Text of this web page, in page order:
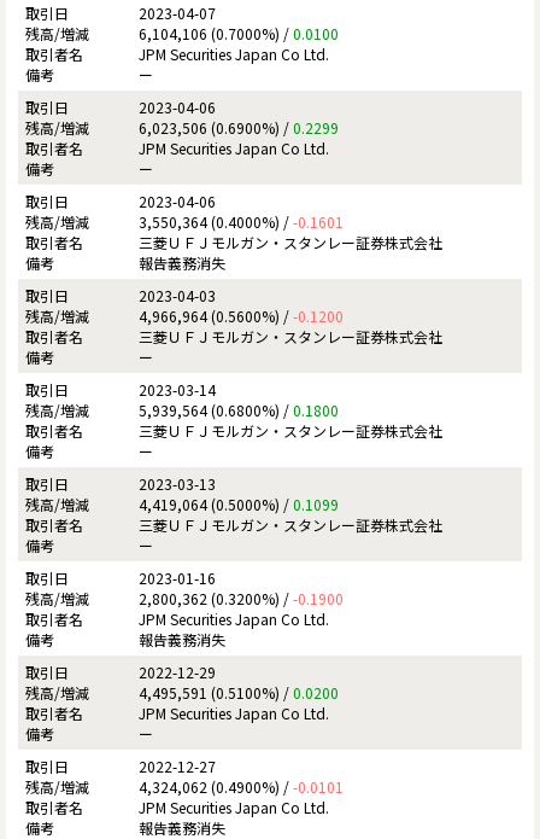
2023-04-07
6,104,106 (0.7000%) /0.0100
JPM Securities Japan Co Ltd.
ー
2023-04-06
6,023,506 (0.6900%) /0.2299
JPM Securities Japan Co Ltd.
ー
2023-04-06
3,550,364 (0.4000%) /-0.1601
三菱ＵＦＪモルガン・スタンレー証券株式会社
報告義務消失
2023-04-03
4,966,964 (0.5600%) /-0.1200
三菱ＵＦＪモルガン・スタンレー証券株式会社
ー
2023-03-14
5,939,564 (0.6800%) /0.1800
三菱ＵＦＪモルガン・スタンレー証券株式会社
ー
2023-03-13
4,419,064 (0.5000%) /0.1099
三菱ＵＦＪモルガン・スタンレー証券株式会社
ー
2023-01-16
2,800,362 (0.3200%) /-0.1900
JPM Securities Japan Co Ltd.
報告義務消失
2022-12-29
4,495,591 (0.5100%) /0.0200
JPM Securities Japan Co Ltd.
ー
2022-12-27
4,324,062 (0.4900%) /-0.0101
JPM Securities Japan Co Ltd.
報告義務消失